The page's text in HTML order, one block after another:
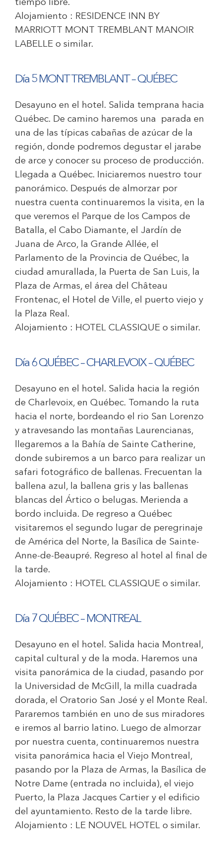
tiempo libre.
Alojamiento : RESIDENCE INN BY
MARRIOTT MONT TREMBLANT MANOIR
LABELLE o similar.
Día 5 MONT TREMBLANT – QUÉBEC
Desayuno en el hotel. Salida temprana hacia
Québec. De camino haremos una parada en
una de las típicas cabañas de azúcar de la
región, donde podremos degustar el jarabe
de arce y conocer su proceso de producción.
Llegada a Québec. Iniciaremos nuestro tour
panorámico. Después de almorzar por
nuestra cuenta continuaremos la visita, en la
que veremos el Parque de los Campos de
Batalla, el Cabo Diamante, el Jardín de
Juana de Arco, la Grande Allée, el
Parlamento de la Provincia de Québec, la
ciudad amurallada, la Puerta de San Luis, la
Plaza de Armas, el área del Château
Frontenac, el Hotel de Ville, el puerto viejo y
la Plaza Real.
Alojamiento : HOTEL CLASSIQUE o similar.
Día 6 QUÉBEC – CHARLEVOIX – QUÉBEC
Desayuno en el hotel. Salida hacia la región
de Charlevoix, en Québec. Tomando la ruta
hacia el norte, bordeando el rio San Lorenzo
y atravesando las montañas Laurencianas,
llegaremos a la Bahía de Sainte Catherine,
donde subiremos a un barco para realizar un
safari fotográfico de ballenas. Frecuentan la
ballena azul, la ballena gris y las ballenas
blancas del Ártico o belugas. Merienda a
bordo incluida. De regreso a Québec
visitaremos el segundo lugar de peregrinaje
de América del Norte, la Basílica de Sainte-
Anne-de-Beaupré. Regreso al hotel al final de
la tarde.
Alojamiento : HOTEL CLASSIQUE o similar.
Día 7 QUÉBEC – MONTREAL
Desayuno en el hotel. Salida hacia Montreal,
capital cultural y de la moda. Haremos una
visita panorámica de la ciudad, pasando por
la Universidad de McGill, la milla cuadrada
dorada, el Oratorio San José y el Monte Real.
Pararemos también en uno de sus miradores
e iremos al barrio latino. Luego de almorzar
por nuestra cuenta, continuaremos nuestra
visita panorámica hacia el Viejo Montreal,
pasando por la Plaza de Armas, la Basílica de
Notre Dame (entrada no incluida), el viejo
Puerto, la Plaza Jacques Cartier y el edificio
del ayuntamiento. Resto de la tarde libre.
Alojamiento : LE NOUVEL HOTEL o similar.